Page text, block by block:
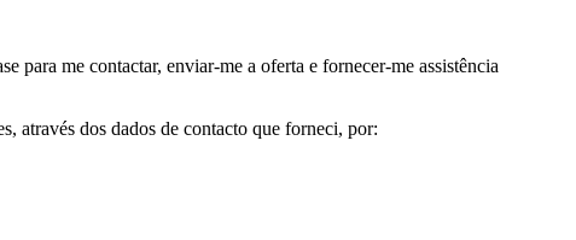
me contactar, enviar-me a oferta e fornecer-me assistência
através dos dados de contacto que forneci, por: